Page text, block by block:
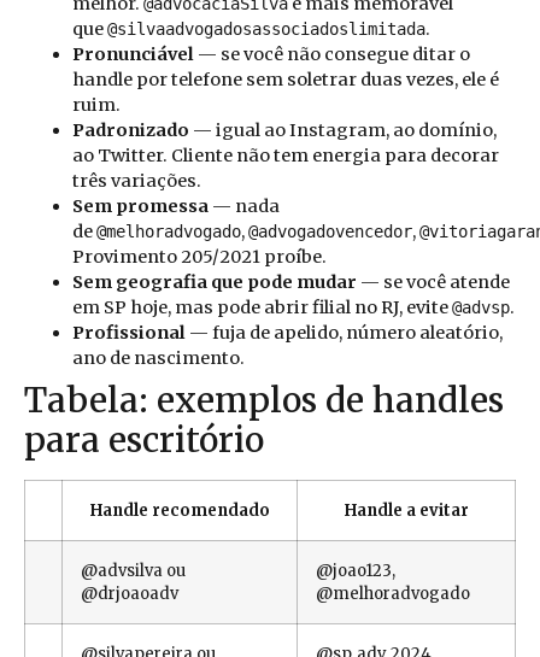
que@silvaadvogadosassociadoslimitada.
Pronunciável — se você não consegue ditar o
handle por telefone sem soletrar duas vezes, ele é
ruim.
Padronizado — igual ao Instagram, ao domínio,
ao Twitter. Cliente não tem energia para decorar
três variações.
Sem promessa — nada
de@melhoradvogado,@advogadovencedor,
Provimento 205/2021 proíbe.
Sem geografia que pode mudar — se você atende
em SP hoje, mas pode abrir filial no RJ, evite@advsp.
Profissional — fuja de apelido, número aleatório,
ano de nascimento.
Tabela: exemplos de handles
para escritório
Handle recomendado Handle a evitar
@advsilva ou
@drjoaoadv
@joao123,
@melhoradvogado